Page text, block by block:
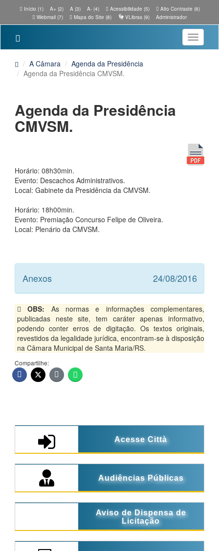
Início (1) A+ (2) A (3) A- (4) Acessibilidade (5)
Alto Contraste (6)
Webmail (7)
Mapa do Site (8) VLibras (9) Administrador
Toggle
A Câmara
Agenda da Presidência
Agenda da Presidência CMVSM.
Agenda da Presidência
CMVSM.
Horário: 08h30min.
Evento: Descachos Administrativos.
Local: Gabinete da Presidência da CMVSM.
Horário: 18h00min.
Evento: Premiação Concurso Felipe de Oliveira.
Local: Plenário da CMVSM.
Anexos 24/08/2016
OBS: As normas e informações complementares,
publicadas neste site, tem caráter apenas informativo,
podendo conter erros de digitação. Os textos originais,
revestidos da legalidade jurídica, encontram-se à disposição
na Câmara Municipal de Santa Maria/RS.
Compartilhe:
Acesse Città
Audiências Públicas
Aviso de Dispensa de
Licitação